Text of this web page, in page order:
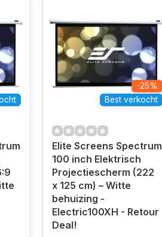
-25%
Best verkocht
Elite Screens Spectrum
100 inch Elektrisch
Projectiescherm (222
x 125 cm) – Witte
behuizing -
Electric100XH - Retour
Deal!